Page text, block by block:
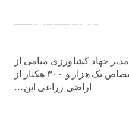
جدیدترین اخبار:
مدیر جهاد کشاورزی میامی از
اختصاص یک هزار و ۳۰۰ هکتار از
اراضی زراعی این...